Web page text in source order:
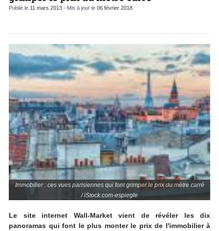
Publié le 11 mars 2013 - Mis à jour le 06 février 2018
Immobilier : ces vues parisiennes qui font grimper le prix du mètre carré
/ iStock.com-espiegle
Le site internet Wall-Market vient de révéler les dix
panoramas qui font le plus monter le prix de l'immobilier à